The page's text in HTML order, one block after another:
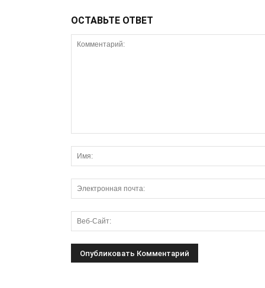
ОСТАВЬТЕ ОТВЕТ